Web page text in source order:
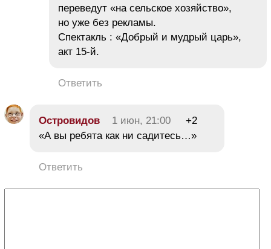
переведут «на сельское хозяйство»,
но уже без рекламы.
Спектакль : «Добрый и мудрый царь»,
акт 15-й.
Ответить
Островидов 1 июн, 21:00
+2
«А вы ребята как ни садитесь…»
Ответить